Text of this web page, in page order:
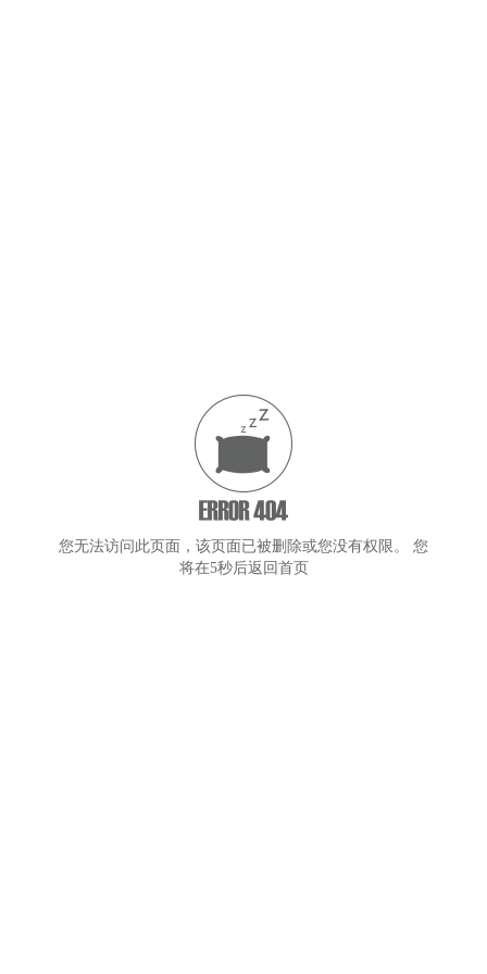
您无法访问此页面，该页面已被删除或您没有权限。 您
将在5秒后返回首页